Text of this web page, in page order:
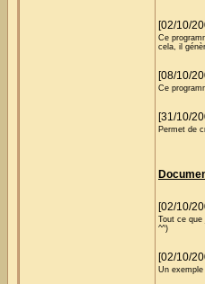
[02/10/
Ce
cela, il
[08/10/
Ce
[31/10/
Permet de
[02/10/
Tout ce
^^)
[02/10/
Un